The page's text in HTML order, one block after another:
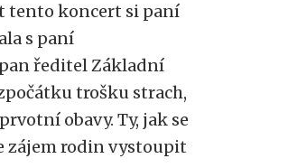
tento koncert si paní
s paní
ředitel Základní
trošku strach,
obavy. Ty, jak se
zájem rodin vystoupit